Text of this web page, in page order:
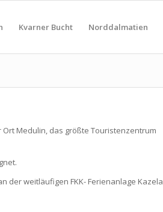
Kvarner Bucht Norddalmatien
Medulin, das größte Touristenzentrum
der weitläufigen FKK- Ferienanlage Kazela